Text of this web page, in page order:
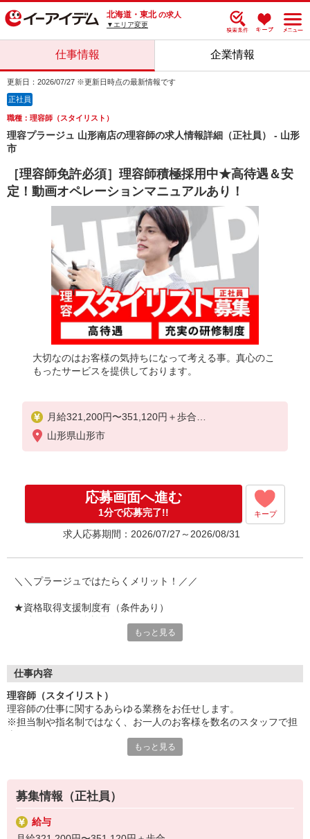
北海道・東北 の求人
▼エリア変更
仕事情報 企業情報
更新日：2026/07/27 ※更新日時点の最新情報です
正社員
職種：理容師（スタイリスト）
理容プラージュ 山形南店の理容師の求人情報詳細（正社員） - 山形
市
［理容師免許必須］理容師積極採用中★高待遇＆安
定！動画オペレーションマニュアルあり！
大切なのはお客様の気持ちになって考える事。真心のこ
もったサービスを提供しております。
月給321,200円〜351,120円＋歩合
※能力による
※特別条項付協定締結済
★月給例 休日出勤含む25日出社の場合
トップスタイリスト（20代 入社5年）
月給61.2万円/固定給321,200円＋歩合240,800円＋そ
・歩合0円〜382,000円（2025年4月給与参考）
・歩合は店舗売上に応じて支給
※万が一、最低賃金を下回る場合は調整手当で補填
します。
山形県山形市
応募画面へ進む
1分で応募完了!! キープ
求人応募期間：2026/07/27～2026/08/31
＼＼プラージュではたらくメリット！／／
★資格取得支援制度有（条件あり）
ご来店から一連の流れを追える
確認や復習に活用していただけますので
安心してご応募ください。
●業界最高水準の給与！
●店舗目標制で個人ノルマナシ♪
●店舗売上に応じて特別手当・歩合を支給♪
●予約制ではないため、お子様から高齢の方まで幅広いお客様の
対応が出来ます！
もっと見る
仕事内容
理容師（スタイリスト）
理容師の仕事に関するあらゆる業務をお任せします。
※担当制や指名制ではなく、お一人のお客様を数名のスタッフで担
をご用意。
店舗共通の業務の一連の流れ（入店から退店の流れ）、シャンプー
の仕方、育毛スパの仕方など、プラージュの理容師用に作成した独
自のオペレーションマニュアルで、研修後の復習にも使って頂けま
もっと見る
募集情報（正社員）
給与